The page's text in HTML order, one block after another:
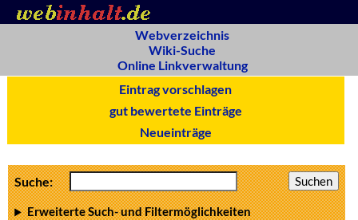
Webverzeichnis
Wiki-Suche
Online Linkverwaltung
Eintrag vorschlagen
gut bewertete Einträge
Neueinträge
Suche:
Erweiterte Such- und Filtermöglichkeiten